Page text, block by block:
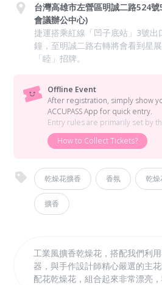
台灣高雄市左營區明誠二路524
會議辦公中心)
捷運搭乘紅線「凹子底站」3號
鐘，至明誠二路右轉將會看到星
「睦」招牌。
Offline Event
After registration, simply show
ACCUPASS App for quick entry.
Entry rules are primarily set by
How to Collect Tickets?
乾燥花擴香 香氛 乾燥
擴香
工業風擴香乾燥花，搭配我們利
器，與手作設計師精心嚴選的主
配花乾燥花，組合起來非常漂亮